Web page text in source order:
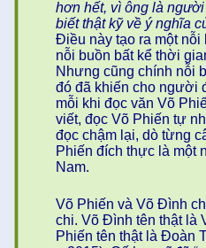
hơn hết, vì ông là
biết thật kỹ về ý nghĩa
Điều này tạo ra một nỗi
nỗi buồn bất kể thời
Nhưng cũng chính nỗi
đó đã khiến cho người
mỗi khi đọc văn Võ
viết, đọc Võ Phiến tự
đọc chậm lại, dò từng
Phiến đích thực là một
Nam.
Võ Phiến và Võ Đình
chi. Võ Đình tên thật là
Phiến tên thật là Đoàn